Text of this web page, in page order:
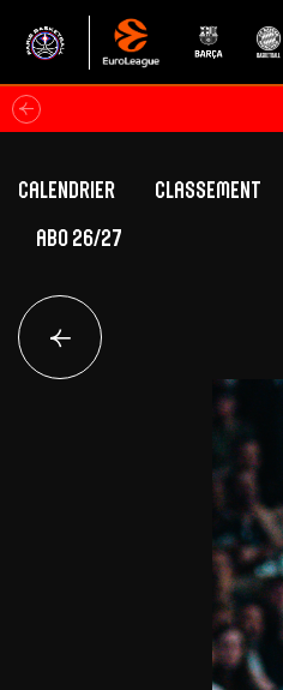
Calendrier
Classement
Classement Betclic
ABO 26/27
Équipe Première
Classement Betclic Elite
Classement EuroLeague